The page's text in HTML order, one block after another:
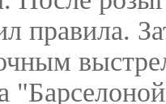
правила.